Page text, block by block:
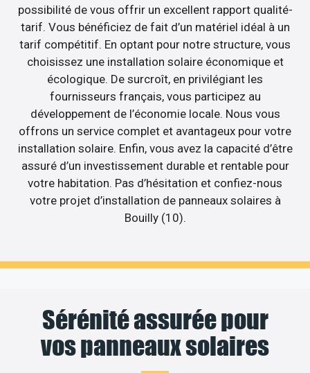
possibilité de vous offrir un excellent rapport qualité-
tarif. Vous bénéficiez de fait d’un matériel idéal à un
tarif compétitif. En optant pour notre structure, vous
choisissez une installation solaire économique et
écologique. De surcroît, en privilégiant les
fournisseurs français, vous participez au
développement de l’économie locale. Nous vous
offrons un service complet et avantageux pour votre
installation solaire. Enfin, vous avez la capacité d’être
assuré d’un investissement durable et rentable pour
votre habitation. Pas d’hésitation et confiez-nous
votre projet d’installation de panneaux solaires à
Bouilly (10).
Sérénité assurée pour
vos panneaux solaires